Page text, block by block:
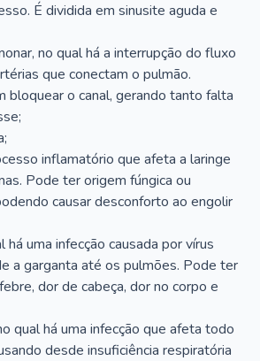
É dividida em sinusite aguda e
no qual há a interrupção do fluxo
que conectam o pulmão.
bloquear o canal, gerando tanto falta
inflamatório que afeta a laringe
Pode ter origem fúngica ou
causar desconforto ao engolir
há uma infecção causada por vírus
a garganta até os pulmões. Pode ter
dor de cabeça, dor no corpo e
qual há uma infecção que afeta todo
desde insuficiência respiratória